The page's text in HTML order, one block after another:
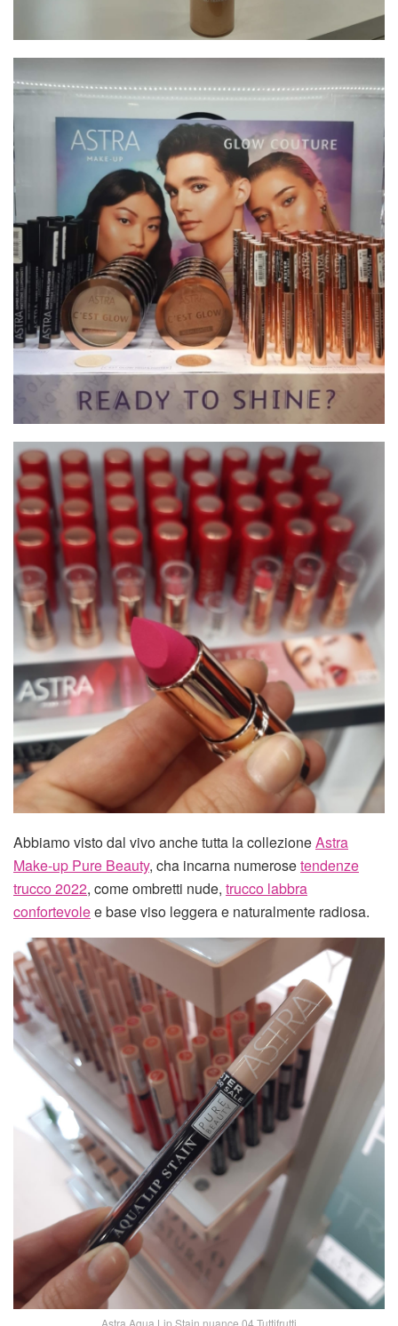
Abbiamo visto dal vivo anche tutta la collezioneAstra
Make-up Pure Beauty, cha incarna numerosetendenze
trucco 2022, come ombretti nude, trucco labbra
confortevolee base viso leggera e naturalmente radiosa.
Astra Aqua Lip Stain nuance 04 Tuttifrutti